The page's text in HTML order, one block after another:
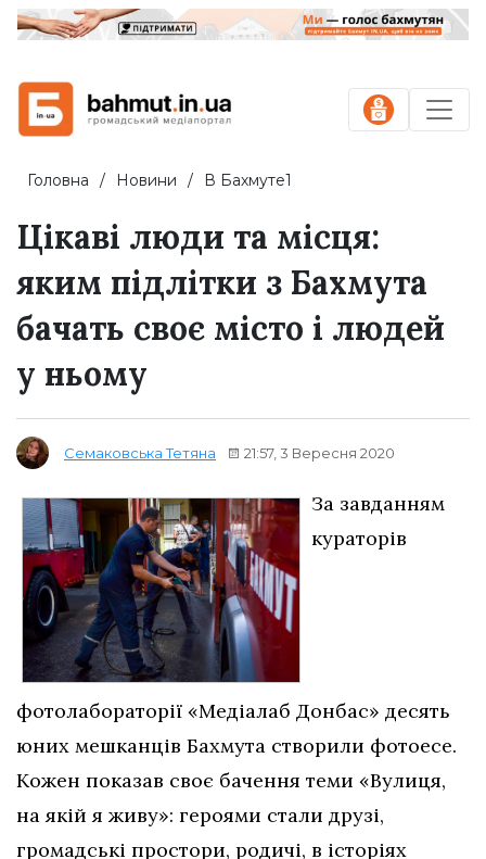
Головна Новини В Бахмуте1
Цікаві люди та місця:
яким підлітки з Бахмута
бачать своє місто і людей
у ньому
Семаковська Тетяна 21:57, 3 Вересня 2020
За завданням
кураторів
фотолабораторії «Медіалаб Донбас» десять
юних мешканців Бахмута створили фотоесе.
Кожен показав своє бачення теми «Вулиця,
на якій я живу»: героями стали друзі,
громадські простори, родичі, в історіях